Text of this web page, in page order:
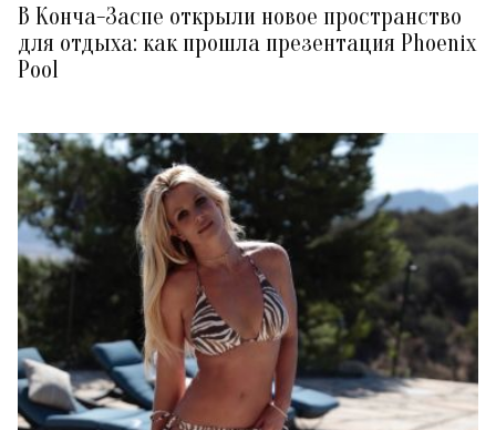
В Конча-Заспе открыли новое пространство
для отдыха: как прошла презентация Phoenix
Pool